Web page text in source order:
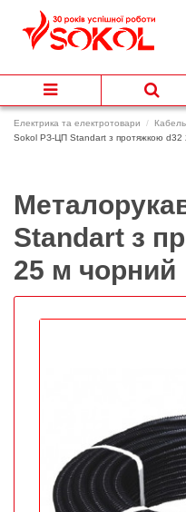
Електрика та електротовари
Sokol РЗ-ЦП Standart з протяжкою d32
Standart з
25 м чорний